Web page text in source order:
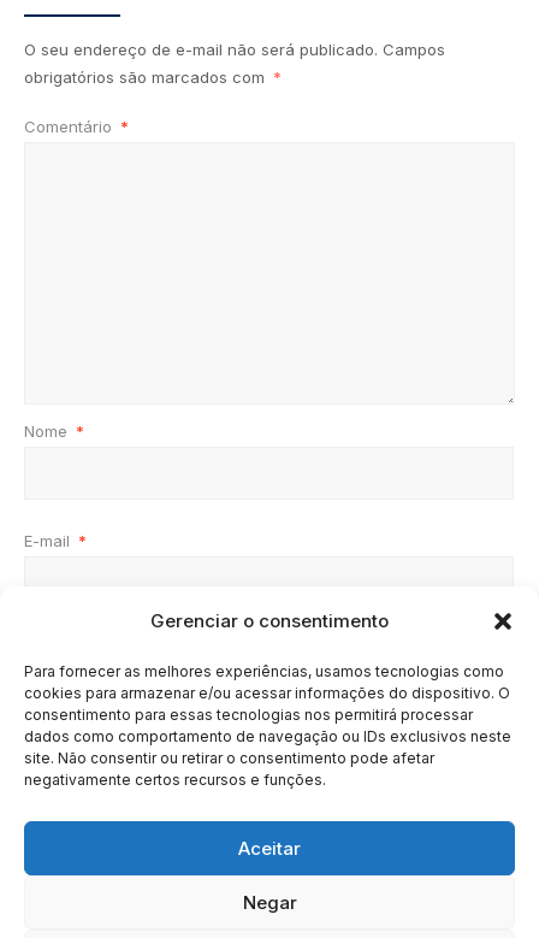
Gerenciar o consentimento
Para fornecer as melhores experiências, usamos tecnologias como
cookies para armazenar e/ou acessar informações do dispositivo. O
consentimento para essas tecnologias nos permitirá processar
dados como comportamento de navegação ou IDs exclusivos neste
site. Não consentir ou retirar o consentimento pode afetar
negativamente certos recursos e funções.
Aceitar
Negar
O seu endereço de e-mail não será publicado. Campos
obrigatórios são marcados com *
Comentário *
Nome *
E-mail *